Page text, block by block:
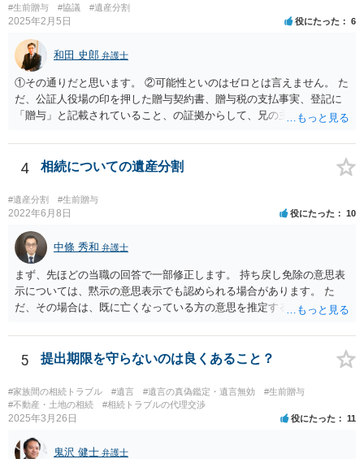
#生前贈与
#協議 #遺産分割
2025年2月5日 役にたった 6
和田 史郎 弁護士
①その通りだと思います。 ②可能性といのはゼロとは言えません。 た
だ、公証人役場の印を押した贈与契約書、贈与税の支払事実、登記に
「贈与」と記載されていること、の証拠からして、兄の主張は通らな
わなければ、遺産分割調停を申し立てて進めるのがベターのような気
がしますね。
4 相続についての遺産分割
#遺産分割 #生前贈与
2022年6月8日 役にたった 10
中條 秀和 弁護士
まず、先ほどの当職の回答で一部修正します。 持ち戻し免除の意思表
示については、黙示の意思表示でも認められる場合があります。 た
だ、その場合は、既に亡くなっている方の意思を推定することになり
持ち戻し免除の意思表示は書面で明確にしておいていただくべきとい
う結論は変わりません。 誤解を与えるような回答でした。失礼しまし
た。 文言については、「〇〇に対する生前贈与による特別受益の持ち
戻しをすべて免除する」というのがオーソドックスなものですが、ご
心配ならば、弁護士のところに行って、特別受益となりそうな贈与に
ついて説明した上で、適切な文言についてご相談してみてはいかがで
しょうか。
5 提出期限を守らないのは良くあること？
#家族間の相続トラブル #遺言 #遺言の真偽鑑定・遺言無効
#生前贈与
#不動産・土地の相続
#相続トラブルの代理交渉
2025年3月26日 役にたった 11
鬼沢 健士 弁護士